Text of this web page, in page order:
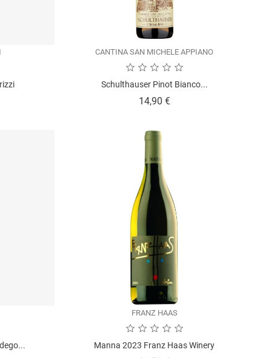
CANTINA SAN MICHELE APPIANO
Schulthauser Pinot Bianco...
14,90 €Prezzo
FRANZ HAAS
Manna 2023 Franz Haas Winery